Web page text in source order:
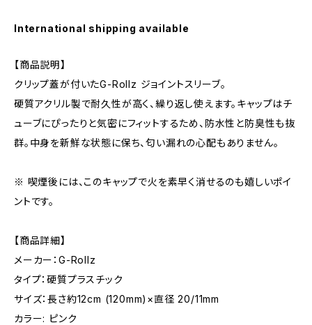
International shipping available
【商品説明】
クリップ蓋が付いたG-Rollz ジョイントスリーブ。
硬質アクリル製で耐久性が高く、繰り返し使えます。キャップはチ
ューブにぴったりと気密にフィットするため、防水性と防臭性も抜
群。中身を新鮮な状態に保ち、匂い漏れの心配もありません。
※ 喫煙後には、このキャップで火を素早く消せるのも嬉しいポイ
ントです。
【商品詳細】
メーカー：G-Rollz
タイプ：硬質プラスチック
サイズ：長さ約12cm (120mm)×直径 20/11mm
カラー: ピンク